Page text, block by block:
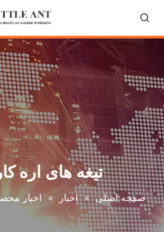
تیغه های اره
صفحه اصلی » اخبار » اخبار